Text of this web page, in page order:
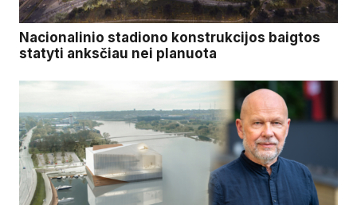
Nacionalinio stadiono konstrukcijos baigtos
statyti anksčiau nei planuota